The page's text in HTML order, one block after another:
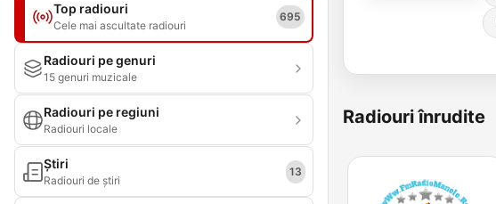
Top radiouri
Cele mai ascultate radiouri
695
Radiouri pe genuri
15 genuri muzicale
Radiouri pe regiuni
Radiouri locale
Știri
Radiouri de știri
13
Radiouri înrudite